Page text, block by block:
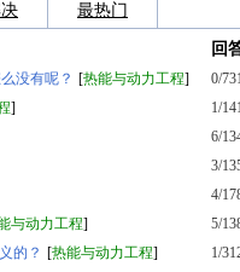
最热门
回
没有呢？ [热能与动力工程]
0/
]
1/
6/
3/
4/
与动力工程]
5/
的？ [热能与动力工程]
1/